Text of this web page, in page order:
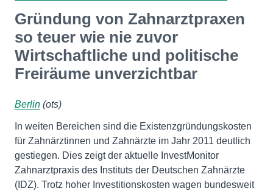
Gründung von Zahnarztpraxen
so teuer wie nie zuvor
Wirtschaftliche und politische
Freiräume unverzichtbar
Berlin (ots)
In weiten Bereichen sind die Existenzgründungskosten
für Zahnärztinnen und Zahnärzte im Jahr 2011 deutlich
gestiegen. Dies zeigt der aktuelle InvestMonitor
Zahnarztpraxis des Instituts der Deutschen Zahnärzte
(IDZ). Trotz hoher Investitionskosten wagen bundesweit